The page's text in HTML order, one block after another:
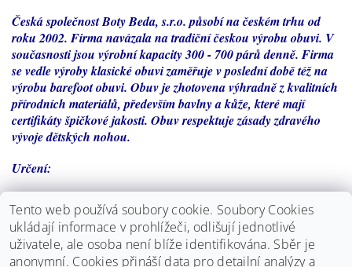
Česká společnost Boty Beda, s.r.o. působí na českém trhu od
roku 2002. Firma navázala na tradiční českou výrobu obuvi. V
současnosti jsou výrobní kapacity 300 - 700 párů denně. Firma
se vedle výroby klasické obuvi zaměřuje v poslední době též na
výrobu barefoot obuvi. Obuv je zhotovena výhradně z kvalitních
přírodních materiálů, především bavlny a kůže, které mají
certifikáty špičkové jakosti. Obuv respektuje zásady zdravého
vývoje dětských nohou.
Určení:
- vyšší nárt
- dominantní palec
Tento web používá soubory cookie. Soubory Cookies
ukládají informace v prohlížeči, odlišují jednotlivé
uživatele, ale osoba není blíže identifikována. Sběr je
anonymní. Cookies přináší data pro detailní analýzy a